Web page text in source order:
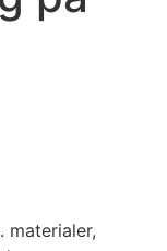
materialer,